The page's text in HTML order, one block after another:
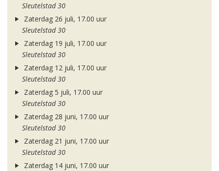
Sleutelstad 30
Zaterdag 26 juli, 17.00 uur
Sleutelstad 30
Zaterdag 19 juli, 17.00 uur
Sleutelstad 30
Zaterdag 12 juli, 17.00 uur
Sleutelstad 30
Zaterdag 5 juli, 17.00 uur
Sleutelstad 30
Zaterdag 28 juni, 17.00 uur
Sleutelstad 30
Zaterdag 21 juni, 17.00 uur
Sleutelstad 30
Zaterdag 14 juni, 17.00 uur